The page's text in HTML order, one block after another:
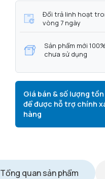
Đổi trả linh hoạt
vòng 7 ngày
Sản phẩm mới 100%
chưa sử dụng
Giá bán & số lượng
để được hỗ trợ chính
hàng
Tổng quan sản phẩm